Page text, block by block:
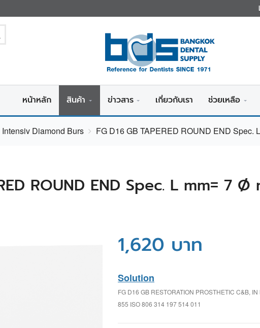
หน้าหลัก สินค้า ข่าวสาร เกี่ยวกับเรา ช่วยเหลือ
Intensiv Diamond Burs FG D16 GB TAPERED ROUND END Spec.
ROUND END Spec. L mm= 7 Ø
1,620 บาท
Solution
FG D16 GB RESTORATION PROSTHETIC C&B,
855 ISO 806 314 197 514 011